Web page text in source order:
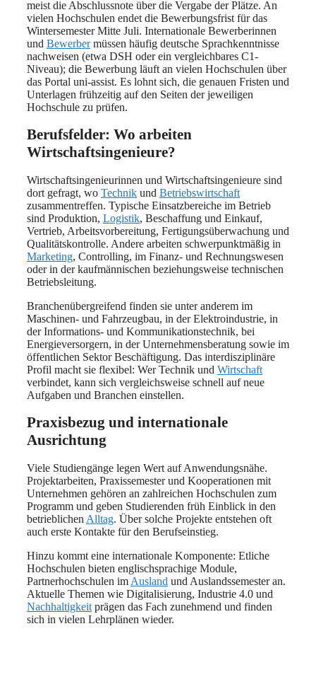
meist die Abschlussnote über die Vergabe der Plätze. An
vielen Hochschulen endet die Bewerbungsfrist für das
Wintersemester Mitte Juli. Internationale Bewerberinnen
und Bewerbermüssen häufig deutsche Sprachkenntnisse
nachweisen (etwa DSH oder ein vergleichbares C1-
Niveau); die Bewerbung läuft an vielen Hochschulen über
das Portal uni-assist. Es lohnt sich, die genauen Fristen und
Unterlagen frühzeitig auf den Seiten der jeweiligen
Hochschule zu prüfen.
Berufsfelder: Wo arbeiten
Wirtschaftsingenieure?
Wirtschaftsingenieurinnen und Wirtschaftsingenieure sind
dort gefragt, wo Technik und Betriebswirtschaft
zusammentreffen. Typische Einsatzbereiche im Betrieb
sind Produktion, Logistik, Beschaffung und Einkauf,
Vertrieb, Arbeitsvorbereitung, Fertigungsüberwachung und
Qualitätskontrolle. Andere arbeiten schwerpunktmäßig in
Marketing, Controlling, im Finanz- und Rechnungswesen
oder in der kaufmännischen beziehungsweise technischen
Betriebsleitung.
Branchenübergreifend finden sie unter anderem im
Maschinen- und Fahrzeugbau, in der Elektroindustrie, in
der Informations- und Kommunikationstechnik, bei
Energieversorgern, in der Unternehmensberatung sowie im
öffentlichen Sektor Beschäftigung. Das interdisziplinäre
Profil macht sie flexibel: Wer Technik und Wirtschaft
verbindet, kann sich vergleichsweise schnell auf neue
Aufgaben und Branchen einstellen.
Praxisbezug und internationale
Ausrichtung
Viele Studiengänge legen Wert auf Anwendungsnähe.
Projektarbeiten, Praxissemester und Kooperationen mit
Unternehmen gehören an zahlreichen Hochschulen zum
Programm und geben Studierenden früh Einblick in den
betrieblichen Alltag. Über solche Projekte entstehen oft
auch erste Kontakte für den Berufseinstieg.
Hinzu kommt eine internationale Komponente: Etliche
Hochschulen bieten englischsprachige Module,
Partnerhochschulen im Ausland und Auslandssemester an.
Aktuelle Themen wie Digitalisierung, Industrie 4.0 und
Nachhaltigkeit prägen das Fach zunehmend und finden
sich in vielen Lehrplänen wieder.